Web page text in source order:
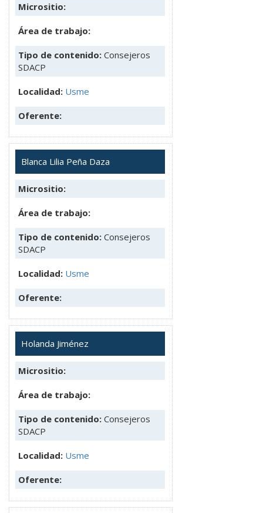
Micrositio:
Área de trabajo:
Tipo de contenido: Consejeros
SDACP
Localidad: Usme
Oferente:
Blanca Lilia Peña Daza
Micrositio:
Área de trabajo:
Tipo de contenido: Consejeros
SDACP
Localidad: Usme
Oferente:
Holanda Jiménez
Micrositio:
Área de trabajo:
Tipo de contenido: Consejeros
SDACP
Localidad: Usme
Oferente: